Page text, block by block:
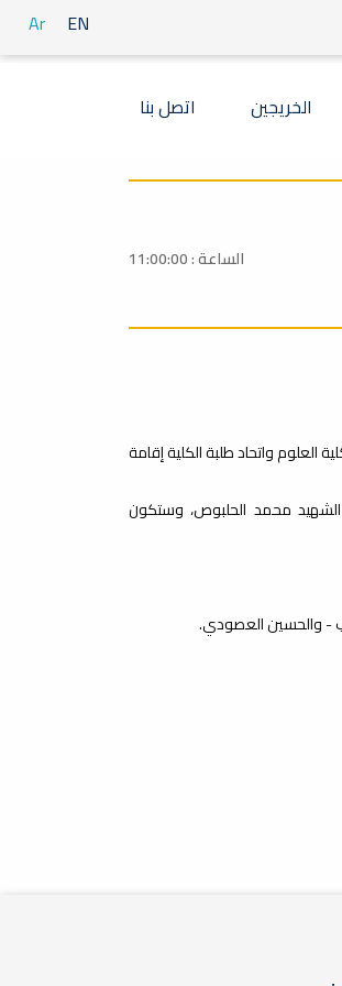
Ar EN
الخريجين اتصل بنا
الساعة : 11:00:00
العلوم واتحاد طلبة الكلية إقامة
30/11/2022 على تمام الساعة 11:00 صباحا بمدرج الشهيد محمد الحلبوص، وستكون
- والحسين العصودي.